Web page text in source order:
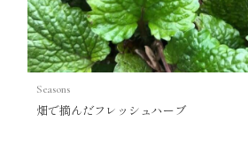
Seasons
畑で摘んだフレッシュハーブ